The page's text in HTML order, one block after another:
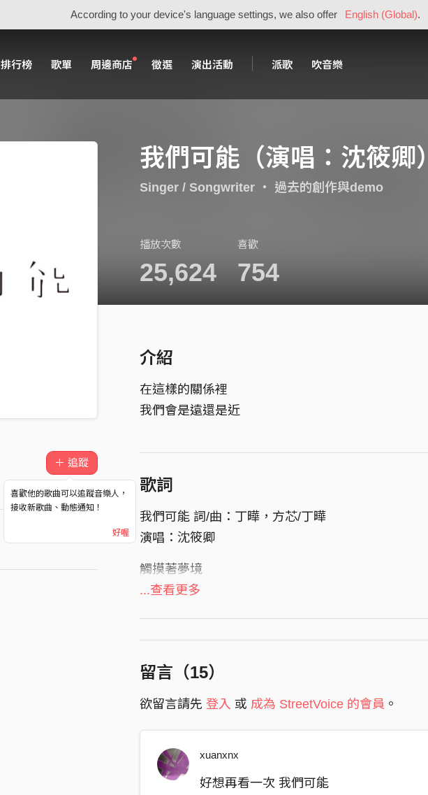
According to your device's language settings, we also offer English (Global).
排行榜 歌單 周邊商店 徵選 演出活動 派歌 吹音樂
我們可能（演唱：沈筱卿）
Singer / Songwriter・ 過去的創作與demo
播放次數
25,624
喜歡
754
＋ 追蹤
喜歡他的歌曲可以追蹤音樂人，
接收新歌曲、動態通知！
好喔
介紹
在這樣的關係裡
我們會是遠還是近
歌詞
我們可能 詞/曲：丁曄，方芯/丁曄
演唱：沈筱卿
觸摸著夢境
闖入這座森林
感受著每刻呼吸
循著光走進
湖面上的倒影
我們如此靠近
...查看更多
留言（15）
欲留言請先 登入 或 成為 StreetVoice 的會員 。
xuanxnx
好想再看一次 我們可能